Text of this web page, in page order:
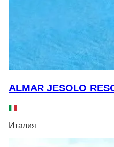
ALMAR JESOLO
Италия